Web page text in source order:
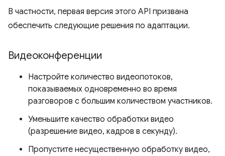
В частности, первая версия этого API призвана
обеспечить следующие решения по адаптации.
Видеоконференции
Настройте количество видеопотоков,
показываемых одновременно во время
разговоров с большим количеством участников.
Уменьшите качество обработки видео
(разрешение видео, кадров в секунду).
Пропустите несущественную обработку видео,